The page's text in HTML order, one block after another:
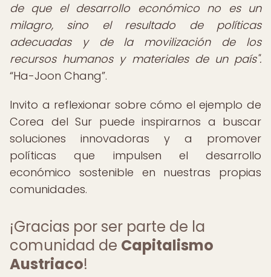
de que el desarrollo económico no es un
milagro, sino el resultado de políticas
adecuadas y de la movilización de los
recursos humanos y materiales de un país".
Ha-Joon Chang .
Invito a reflexionar sobre cómo el ejemplo de
Corea del Sur puede inspirarnos a buscar
soluciones innovadoras y a promover
políticas que impulsen el desarrollo
económico sostenible en nuestras propias
comunidades.
¡Gracias por ser parte de la
comunidad de Capitalismo
Austriaco!